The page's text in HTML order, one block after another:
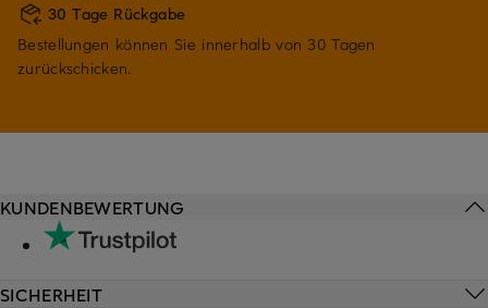
30 Tage Rückgabe
Bestellungen können Sie innerhalb von 30 Tagen
zurückschicken.
KUNDENBEWERTUNG
SICHERHEIT